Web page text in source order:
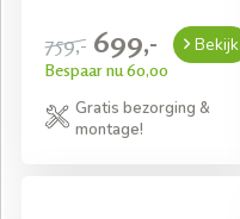
759,- 699,-
Bespaar nu 60,00
Bekijk
Gratis bezorging &
montage!